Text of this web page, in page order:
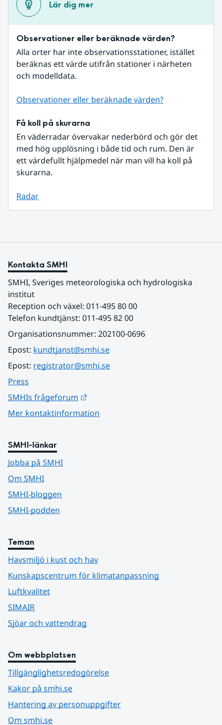
Lär dig mer
Observationer eller beräknade värden?
Alla orter har inte observationsstationer, istället
beräknas ett värde utifrån stationer i närheten
och modelldata.
Observationer eller beräknade värden?
Få koll på skurarna
En väderradar övervakar nederbörd och gör det
med hög upplösning i både tid och rum. Den är
ett värdefullt hjälpmedel när man vill ha koll på
skurarna.
Radar
Kontakta SMHI
SMHI, Sveriges meteorologiska och hydrologiska
institut
Reception och växel: 011-495 80 00
Telefon kundtjänst: 011-495 82 00
Organisationsnummer: 202100-0696
Epost: kundtjanst@smhi.se
Epost: registrator@smhi.se
Press
SMHIs frågeforum
Mer kontaktinformation
SMHI-länkar
Jobba på SMHI
Om SMHI
SMHI-bloggen
SMHI-podden
Teman
Havsmiljö i kust och hav
Kunskapscentrum för klimatanpassning
Luftkvalitet
SIMAIR
Sjöar och vattendrag
Om webbplatsen
Tillgänglighetsredogörelse
Kakor på smhi.se
Hantering av personuppgifter
Om smhi.se